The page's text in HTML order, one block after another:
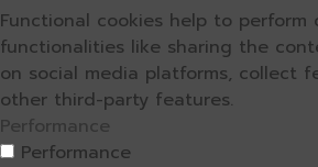
Functional cookies help to perform
functionalities like sharing the
on social media platforms, collect
other third-party features.
Performance
Performance